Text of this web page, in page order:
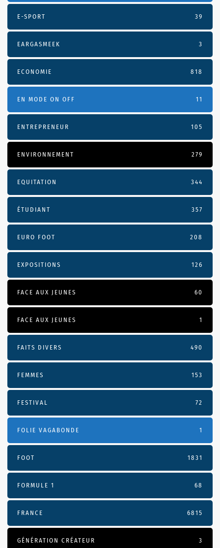
E-SPORT 39
EARGASMEEK 3
ECONOMIE 818
EN MODE ON OFF 11
ENTREPRENEUR 105
ENVIRONNEMENT 279
EQUITATION 344
ÉTUDIANT 357
EURO FOOT 208
EXPOSITIONS 126
FACE AUX JEUNES 60
FACE AUX JEUNES 1
FAITS DIVERS 490
FEMMES 153
FESTIVAL 72
FOLIE VAGABONDE 1
FOOT 1831
FORMULE 1 68
FRANCE 6815
GÉNÉRATION CRÉATEUR 3